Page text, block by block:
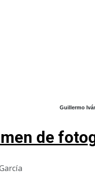
Guillermo
de